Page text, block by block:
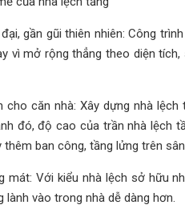
gần gũi thiên nhiên: Công
vì mở rộng thẳng theo diện
căn nhà: Xây dựng nhà
đó, độ cao của trần nhà lệch
ban công, tầng lửng trên
mát: Với kiểu nhà lệch sở hữu
lành vào trong nhà dễ dàng hơn.